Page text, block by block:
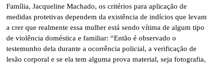
Família, Jacqueline Machado, os critérios para aplicação de
medidas protetivas dependem da existência de indícios que levam
a crer que realmente essa mulher está sendo vítima de algum tipo
de violência doméstica e familiar: “Então é observado o
testemunho dela durante a ocorrência policial, a verificação de
lesão corporal e se ela tem alguma prova material, seja fotografia,